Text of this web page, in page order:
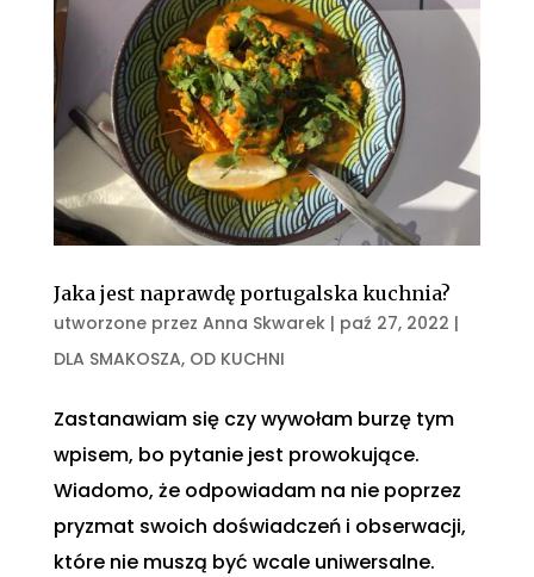
Jaka jest naprawdę portugalska kuchnia?
utworzone przez Anna Skwarek| paź 27, 2022 |
DLA SMAKOSZA, OD KUCHNI
Zastanawiam się czy wywołam burzę tym
wpisem, bo pytanie jest prowokujące.
Wiadomo, że odpowiadam na nie poprzez
pryzmat swoich doświadczeń i obserwacji,
które nie muszą być wcale uniwersalne.